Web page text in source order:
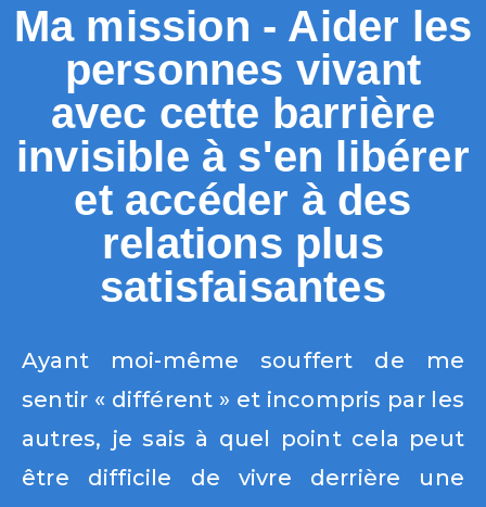
Ma mission - Aider les
personnes vivant
avec cette barrière
invisible à s'en libérer
et accéder à des
relations plus
satisfaisantes
Ayant moi-même souffert de me
sentir « différent » et incompris par les
autres, je sais à quel point cela peut
être difficile de vivre derrière une